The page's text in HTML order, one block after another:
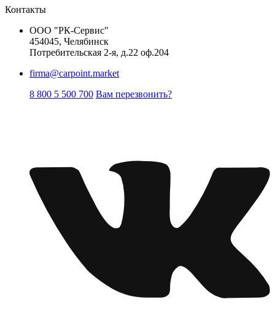
Контакты
ООО "РК-Сервис"
454045, Челябинск
Потребительская 2-я, д.22 оф.204
firma@carpoint.market
8 800 5 500 700 Вам перезвонить?